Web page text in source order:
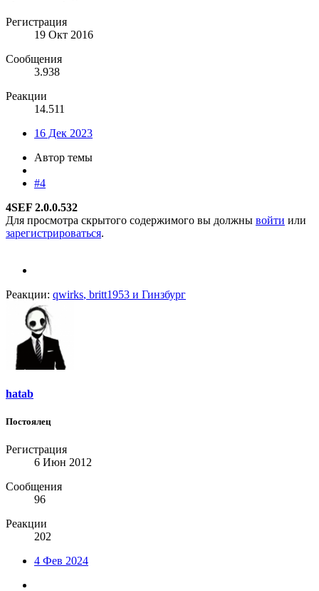
Регистрация
19 Окт 2016
Сообщения
3.938
Реакции
14.511
16 Дек 2023
Автор темы
#4
4SEF 2.0.0.532
Для просмотра скрытого содержимого вы должны войти или
зарегистрироваться.
Реакции: qwirks, britt1953 и Гинзбург
hatab
Постоялец
Регистрация
6 Июн 2012
Сообщения
96
Реакции
202
4 Фев 2024